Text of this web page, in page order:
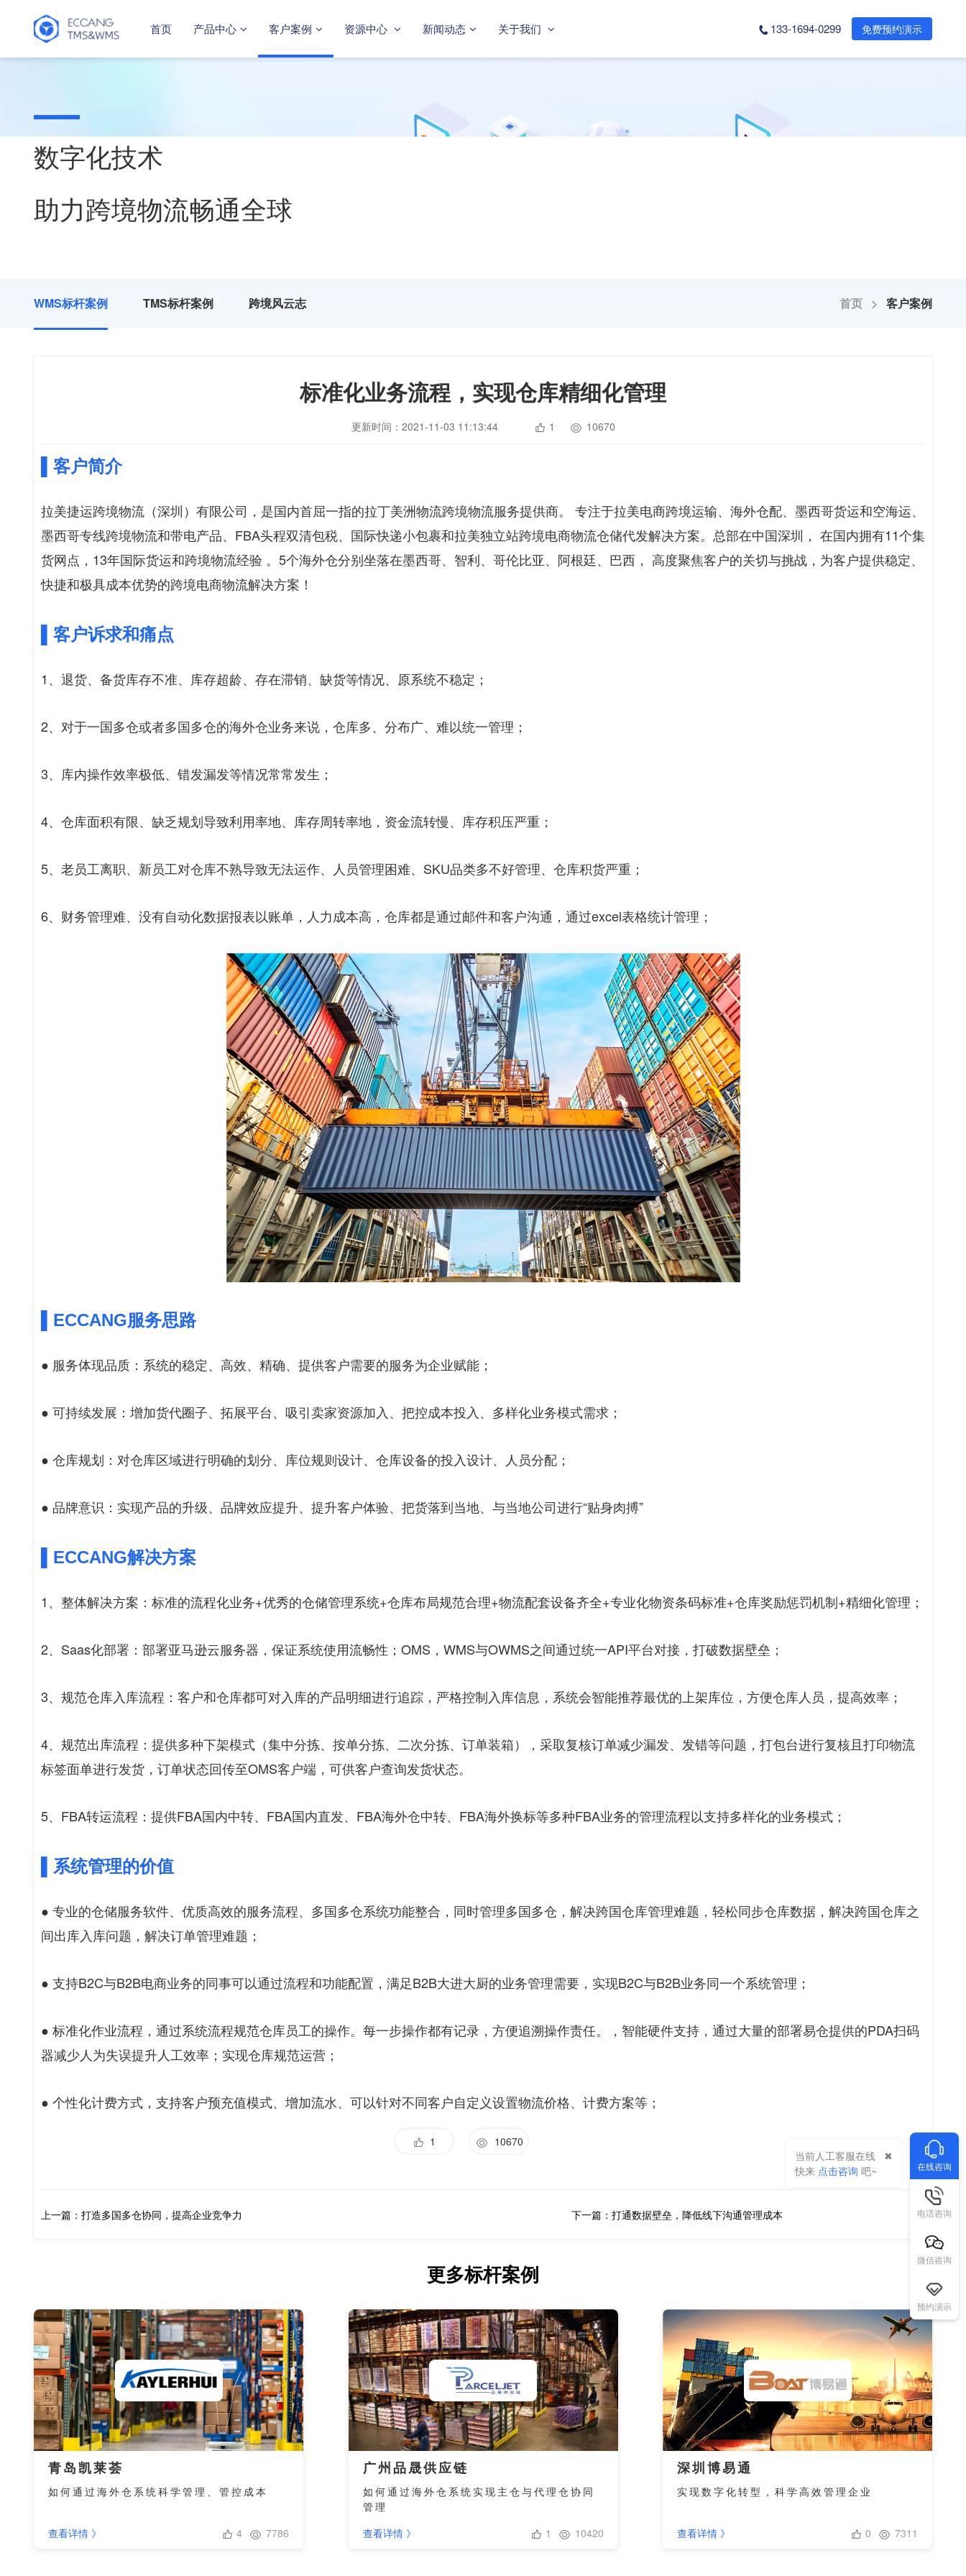
首页 产品中心 客户案例 资源中心 新闻动态 关于我们 133-1694-0299 免费预约演示
数字化技术
助力跨境物流畅通全球
WMS标杆案例 TMS标杆案例 跨境风云志 首页 > 客户案例
标准化业务流程，实现仓库精细化管理
更新时间：2021-11-03 11:13:44 1 10670
▌客户简介
拉美捷运跨境物流（深圳）有限公司，是国内首屈一指的拉丁美洲物流跨境物流服务提供商。 专注于拉美电商跨境运输、海外仓配、墨西哥货运和空海运、
墨西哥专线跨境物流和带电产品、FBA头程双清包税、国际快递小包裹和拉美独立站跨境电商物流仓储代发解决方案。总部在中国深圳， 在国内拥有11个集
货网点，13年国际货运和跨境物流经验 。5个海外仓分别坐落在墨西哥、智利、哥伦比亚、阿根廷、巴西， 高度聚焦客户的关切与挑战，为客户提供稳定、
快捷和极具成本优势的跨境电商物流解决方案！
▌客户诉求和痛点
1、退货、备货库存不准、库存超龄、存在滞销、缺货等情况、原系统不稳定；
2、对于一国多仓或者多国多仓的海外仓业务来说，仓库多、分布广、难以统一管理；
3、库内操作效率极低、错发漏发等情况常常发生；
4、仓库面积有限、缺乏规划导致利用率地、库存周转率地，资金流转慢、库存积压严重；
5、老员工离职、新员工对仓库不熟导致无法运作、人员管理困难、SKU品类多不好管理、仓库积货严重；
6、财务管理难、没有自动化数据报表以账单，人力成本高，仓库都是通过邮件和客户沟通，通过excel表格统计管理；
▌ECCANG服务思路
● 服务体现品质：系统的稳定、高效、精确、提供客户需要的服务为企业赋能；
● 可持续发展：增加货代圈子、拓展平台、吸引卖家资源加入、把控成本投入、多样化业务模式需求；
● 仓库规划：对仓库区域进行明确的划分、库位规则设计、仓库设备的投入设计、人员分配；
● 品牌意识：实现产品的升级、品牌效应提升、提升客户体验、把货落到当地、与当地公司进行“贴身肉搏”
▌ECCANG解决方案
1、整体解决方案：标准的流程化业务+优秀的仓储管理系统+仓库布局规范合理+物流配套设备齐全+专业化物资条码标准+仓库奖励惩罚机制+精细化管理；
2、Saas化部署：部署亚马逊云服务器，保证系统使用流畅性；OMS，WMS与OWMS之间通过统一API平台对接，打破数据壁垒；
3、规范仓库入库流程：客户和仓库都可对入库的产品明细进行追踪，严格控制入库信息，系统会智能推荐最优的上架库位，方便仓库人员，提高效率；
4、规范出库流程：提供多种下架模式（集中分拣、按单分拣、二次分拣、订单装箱），采取复核订单减少漏发、发错等问题，打包台进行复核且打印物流
标签面单进行发货，订单状态回传至OMS客户端，可供客户查询发货状态。
5、FBA转运流程：提供FBA国内中转、FBA国内直发、FBA海外仓中转、FBA海外换标等多种FBA业务的管理流程以支持多样化的业务模式；
▌系统管理的价值
● 专业的仓储服务软件、优质高效的服务流程、多国多仓系统功能整合，同时管理多国多仓，解决跨国仓库管理难题，轻松同步仓库数据，解决跨国仓库之
间出库入库问题，解决订单管理难题；
● 支持B2C与B2B电商业务的同事可以通过流程和功能配置，满足B2B大进大厨的业务管理需要，实现B2C与B2B业务同一个系统管理；
● 标准化作业流程，通过系统流程规范仓库员工的操作。每一步操作都有记录，方便追溯操作责任。，智能硬件支持，通过大量的部署易仓提供的PDA扫码
器减少人为失误提升人工效率；实现仓库规范运营；
● 个性化计费方式，支持客户预充值模式、增加流水、可以针对不同客户自定义设置物流价格、计费方案等；
1 10670
上一篇：打造多国多仓协同，提高企业竞争力 下一篇：打通数据壁垒，降低线下沟通管理成本
更多标杆案例
青岛凯莱荟
如何通过海外仓系统科学管理、管控成本
查看详情 》 4 7786
广州品晟供应链
如何通过海外仓系统实现主仓与代理仓协同
管理
查看详情 》 1 10420
深圳博易通
实现数字化转型，科学高效管理企业
查看详情 》 0 7311
在线咨询
当前人工客服在线
快来 点击咨询 吧~
电话咨询
微信咨询
预约演示